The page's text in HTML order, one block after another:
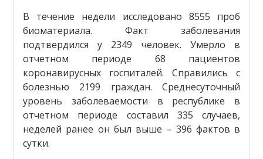
В течение недели исследовано 8555 проб
биоматериала. Факт заболевания
подтвердился у 2349 человек. Умерло в
отчетном периоде 68 пациентов
коронавирусных госпиталей. Справились с
болезнью 2199 граждан. Среднесуточный
уровень заболеваемости в республике в
отчетном периоде составил 335 случаев,
неделей ранее он был выше – 396 фактов в
сутки.